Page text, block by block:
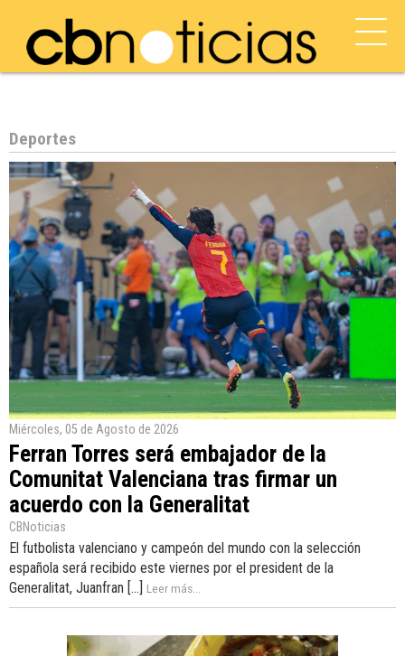
Deportes
Miércoles, 05 de Agosto de 2026
Ferran Torres será embajador de la
Comunitat Valenciana tras firmar un
acuerdo con la Generalitat
CBNoticias
El futbolista valenciano y campeón del mundo con la selección
española será recibido este viernes por el president de la
Generalitat, Juanfran [...]
Leer más...